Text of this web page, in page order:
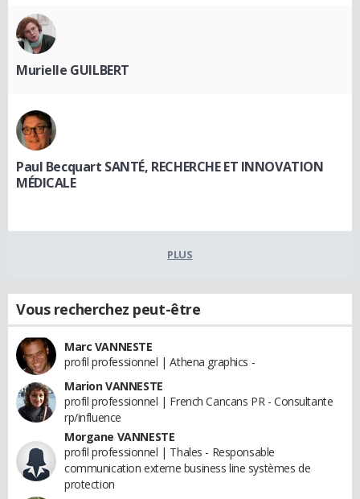
Murielle GUILBERT
Paul Becquart SANTÉ, RECHERCHE ET INNOVATION
MÉDICALE
PLUS
Vous recherchez peut-être
Marc VANNESTE
profil professionnel | Athena graphics -
Marion VANNESTE
profil professionnel | French Cancans PR - Consultante
rp/influence
Morgane VANNESTE
profil professionnel | Thales - Responsable
communication externe business line systèmes de
protection